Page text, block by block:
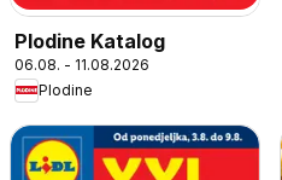
Plodine Katalog
06.08. - 11.08.2026
Plodine